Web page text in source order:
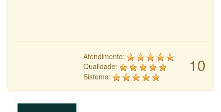
10
Atendimento:
Qualidade:
Sistema: